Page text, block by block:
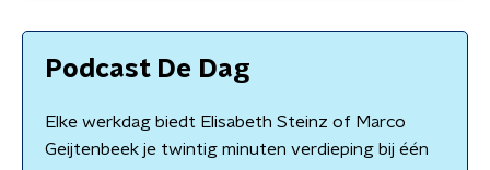
Podcast De Dag
Elke werkdag biedt Elisabeth Steinz of Marco
Geijtenbeek je twintig minuten verdieping bij één